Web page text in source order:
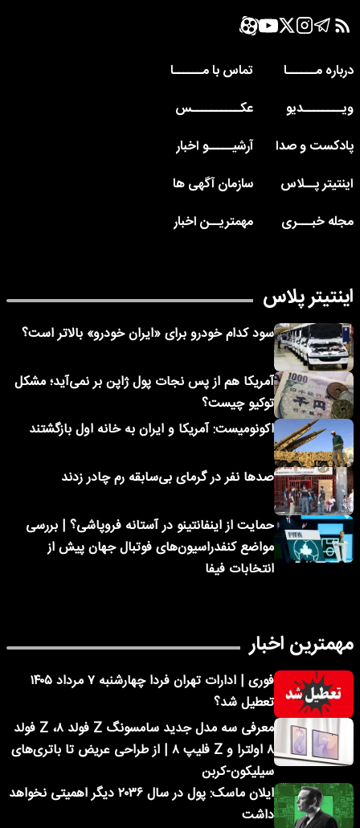
درباره مــــــا
تماس با مــــــا
ویــــــــدیو
عکــــــــــس
پادکست و صدا
آرشیـــــو اخبار
اینتیتر پــلاس
سازمان آگهی ها
مجله خبـــری
مهمتریــن اخبار
اینتیتر پلاس
سود کدام خودرو برای «ایران خودرو» بالاتر است؟
آمریکا هم از پس نجات پول ژاپن بر نمی‌آید؛ مشکل
توکیو چیست؟
اکونومیست: آمریکا و ایران به خانه اول بازگشتند
صدها نفر در گرمای بی‌سابقه رم چادر زدند
حمایت از اینفانتینو در آستانه فروپاشی؟ | بررسی
مواضع کنفدراسیون‌های فوتبال جهان پیش از
انتخابات فیفا
مهمترین اخبار
فوری | ادارات تهران فردا چهارشنبه ۷ مرداد ۱۴۰۵
تعطیل شد؟
معرفی سه مدل جدید سامسونگ Z فولد ۸، Z فولد
۸ اولترا و Z فلیپ ۸ | از طراحی عریض تا باتری‌های
سیلیکون-کربن
ایلان ماسک: پول در سال ۲۰۳۶ دیگر اهمیتی نخواهد
داشت